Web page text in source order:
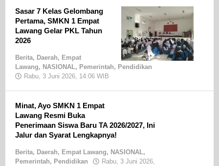
Daerah,
Empat
Lawang,
NASIONAL
Polri
Rabu,
2026,
19:01
WIB
oleh
Sasar 7 Kelas Gelombang
Pertama, SMKN 1 Empat
Lawang Gelar PKL Tahun
2026
Berita, Daerah, Empat
Lawang, NASIONAL, Pemerintah, Pendidikan
Rabu, 3 Juni 2026, 14:06 WIB
Minat, Ayo SMKN 1 Empat
Lawang Resmi Buka
Penerimaan Siswa Baru TA 2026/2027, Ini
Jalur dan Syarat Lengkapnya!
Berita, Daerah, Empat Lawang, NASIONAL,
Pemerintah, Pendidikan
Rabu, 3 Juni 2026,